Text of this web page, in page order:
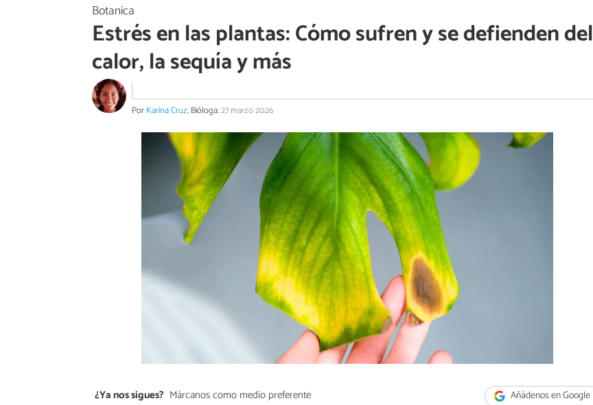
Botanica
Estrés en las plantas: Cómo sufren y se defienden del
calor, la sequía y más
PorKarina Cruz, Bióloga.27 marzo 2026
¿Ya nos sigues? Márcanos como medio preferente Añádenos en Google